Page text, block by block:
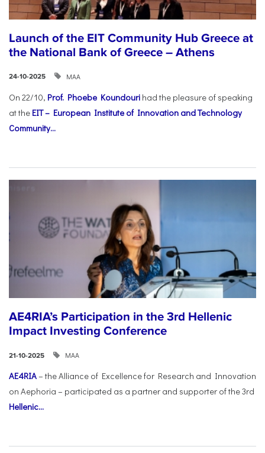
Launch of the EIT Community Hub Greece at
the National Bank of Greece – Athens
24-10-2025 ΜΑΑ
On 22/10, Prof. Phoebe Koundouri had the pleasure of speaking
at the EIT – European Institute of Innovation and Technology
Community...
AE4RIA’s Participation in the 3rd Hellenic
Impact Investing Conference
21-10-2025 ΜΑΑ
AE4RIA– the Alliance of Excellence for Research and Innovation
on Aephoria – participated as a partner and supporter of the 3rd
Hellenic...